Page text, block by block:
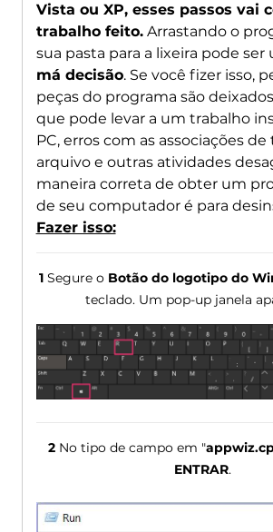
Vista ou XP, esses passos vai
trabalho feito.Arrastando o
sua pasta para a lixeira pode ser
má decisão. Se você fizer isso,
peças do programa são
que pode levar a um trabalho
PC, erros com as associações
arquivo e outras atividades
maneira correta de obter um
de seu computador é para
Fazer isso:
1Segure o Botão do logotipo do
teclado. Um pop-up janela
2No tipo de campo em "
ENTRAR.